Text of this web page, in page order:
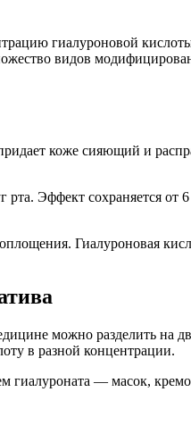
гиалуроновой
видов
коже сияющий и
Эффект сохраняется от
Гиалуроновая
можно разделить на
в разной концентрации.
гиалуроната — масок,